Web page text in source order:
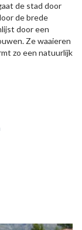
de stad door
de brede
door een
Ze waaieren
zo een natuurlijk